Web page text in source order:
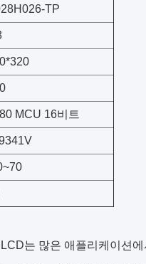
TP
MCU 16비트
는 많은 애플리케이션